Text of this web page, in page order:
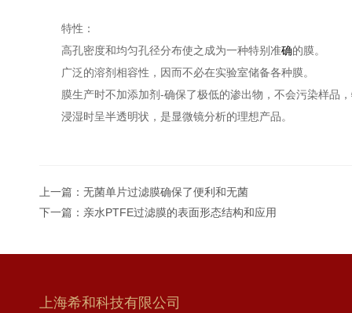
特性：
高孔密度和均匀孔径分布使之成为一种特别准确的膜。
广泛的溶剂相容性，因而不必在实验室储备各种膜。
膜生产时不加添加剂-确保了极低的渗出物，不会污染样品，
浸湿时呈半透明状，是显微镜分析的理想产品。
上一篇： 无菌单片过滤膜确保了便利和无菌
下一篇： 亲水PTFE过滤膜的表面形态结构和应用
上海希和科技有限公司